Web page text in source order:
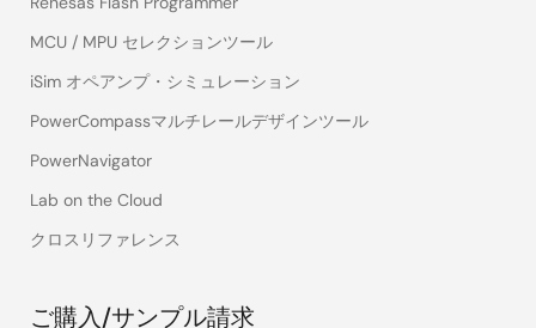
MCU / MPU セレクションツール
iSim オペアンプ・シミュレーション
PowerCompassマルチレールデザインツール
PowerNavigator
Lab on the Cloud
クロスリファレンス
ご購入/サンプル請求